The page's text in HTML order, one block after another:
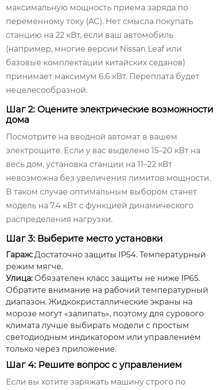
максимальную мощность приема заряда по
переменному току (AC). Нет смысла покупать
станцию на 22 кВт, если ваш автомобиль
(например, многие версии Nissan Leaf или
базовые комплектации китайских седанов)
принимает максимум 6.6 кВт. Переплата будет
нецелесообразной.
Шаг 2: Оцените электрические возможности
дома
Посмотрите на вводной автомат в вашем
электрощите. Если у вас выделено 15–20 кВт на
весь дом, установка станции на 11–22 кВт
невозможна без увеличения лимитов мощности.
В таком случае оптимальным выбором станет
модель на 7.4 кВт с функцией динамического
распределения нагрузки.
Шаг 3: Выберите место установки
Гараж:Достаточно защиты IP54. Температурный
режим мягче.
Улица:Обязателен класс защиты не ниже IP65.
Обратите внимание на рабочий температурный
диапазон. Жидкокристаллические экраны на
морозе могут «залипать», поэтому для сурового
климата лучше выбирать модели с простым
светодиодным индикатором или управлением
только через приложение.
Шаг 4: Решите вопрос с управлением
Если вы хотите заряжать машину строго по